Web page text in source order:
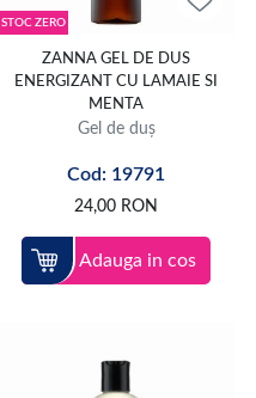
STOC ZERO
ZANNA GEL DE DUS
ENERGIZANT CU LAMAIE SI
MENTA
Gel de duș
Cod: 19791
24,00 RON
Adauga in cos